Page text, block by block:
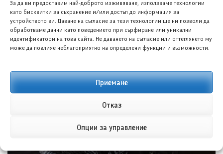
За да ви предоставим най-доброто изживяване, използваме технологии
като бисквитки за съхранение и/или достъп до информация за
устройството ви. Даване на съгласие за тези технологии ще ни позволи да
обработваме данни като поведението при сърфиране или уникални
идентификатори на това сайта. Не даването на съгласие или оттеглянето му
може да повлияе неблагоприятно на определени функции и възможности.
Приемане
Отказ
Опции за управление
Тойота Hilux: По-добра ли е от всякога?